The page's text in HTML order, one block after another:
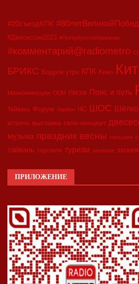
#20съездКПК
#Двесессии2023 #Петербургскийдневник
#комментарий@radiometro
БРИКС Бодрое утро КПК Кино
Минкоммерции ООН ПМЭФ Пояс и путь
Тайвань Форум Харбин ЧС ШОС
встреча выставка гала-концерт
музыка праздник весны синьцзян
тайвань торговля туризм экология
ПРИЛОЖЕНИЕ